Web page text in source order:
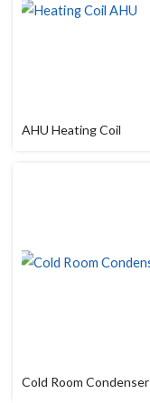
AHU Heating Coil
Cold Room Condenser